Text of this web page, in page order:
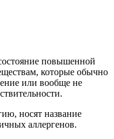
повышенной
которые обычно
или вообще не
носят название
аллергенов.